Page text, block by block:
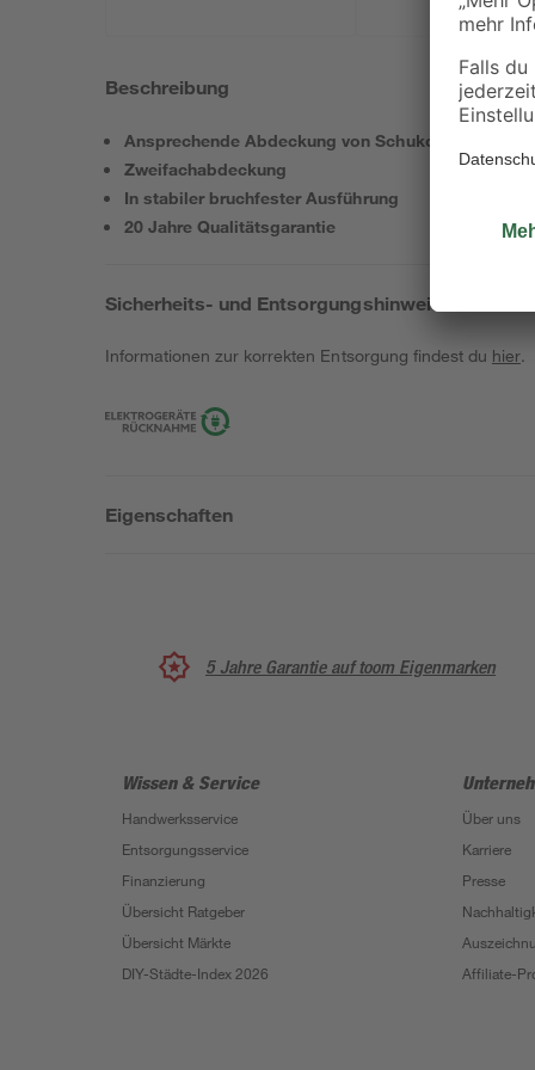
Beschreibung
Ansprechende Abdeckung von Schuko-Steckdosen
Zweifachabdeckung
In stabiler bruchfester Ausführung
20 Jahre Qualitätsgarantie
Sicherheits- und Entsorgungshinweise
Informationen zur korrekten Entsorgung findest du hier.
Eigenschaften
5 Jahre Garantie auf toom Eigenmarken
Wissen & Service
Handwerksservice
Entsorgungsservice
Finanzierung
Übersicht Ratgeber
Übersicht Märkte
DIY-Städte-Index 2026
Über uns
Karriere
Presse
Affiliate-